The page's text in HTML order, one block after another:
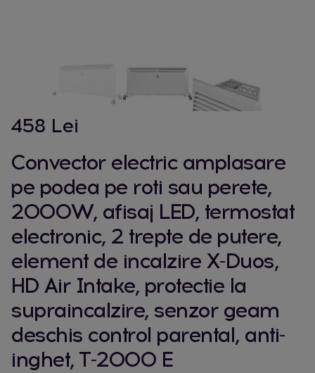
458 Lei
Convector electric amplasare
pe podea pe roti sau perete,
2000W, afisaj LED, termostat
electronic, 2 trepte de putere,
element de incalzire X-Duos,
HD Air Intake, protectie la
supraincalzire, senzor geam
deschis control parental, anti-
inghet, T-2000 E